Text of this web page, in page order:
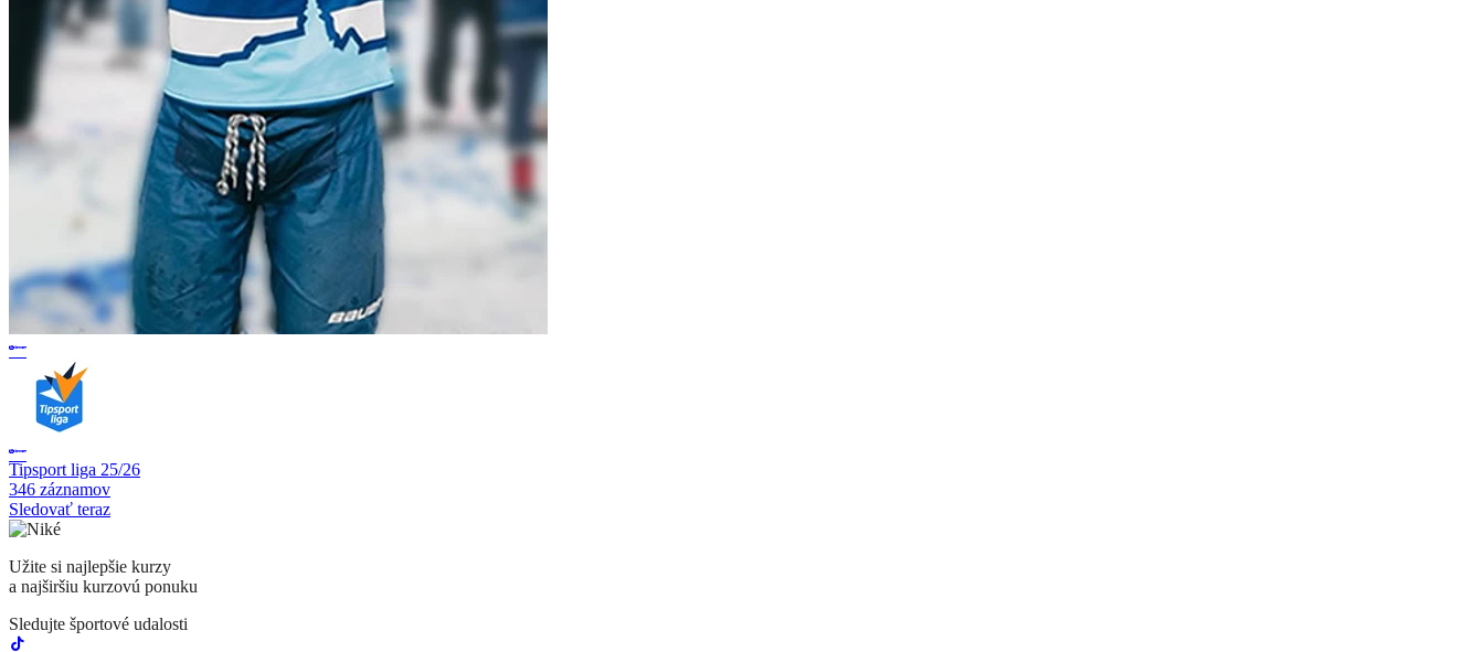
Tipsport liga 25/26
346 záznamov
Sledovať teraz
Užite si najlepšie kurzy
a najširšiu kurzovú ponuku
Sledujte športové udalosti